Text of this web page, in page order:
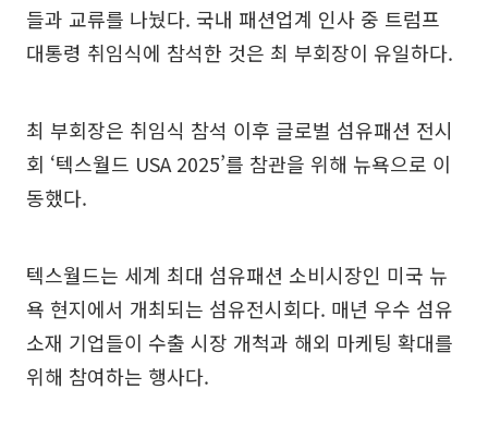
들과 교류를 나눴다. 국내 패션업계 인사 중 트럼프
대통령 취임식에 참석한 것은 최 부회장이 유일하다.
최 부회장은 취임식 참석 이후 글로벌 섬유패션 전시
회 ‘텍스월드 USA 2025’를 참관을 위해 뉴욕으로 이
동했다.
텍스월드는 세계 최대 섬유패션 소비시장인 미국 뉴
욕 현지에서 개최되는 섬유전시회다. 매년 우수 섬유
소재 기업들이 수출 시장 개척과 해외 마케팅 확대를
위해 참여하는 행사다.